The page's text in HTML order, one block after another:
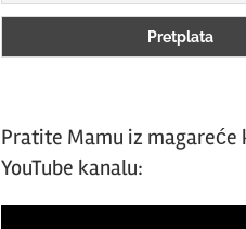
Pratite Mamu iz magareće
YouTube kanalu: